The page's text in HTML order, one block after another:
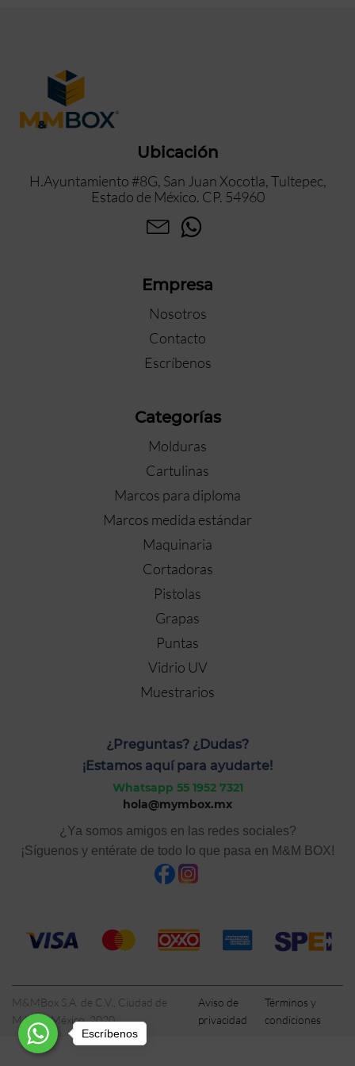
Ubicación
H.Ayuntamiento #8G, San Juan Xocotla, Tultepec,
Estado de México. CP. 54960
Empresa
Nosotros
Contacto
Escríbenos
Categorías
Molduras
Cartulinas
Marcos para diploma
Marcos medida estándar
Maquinaria
Cortadoras
Pistolas
Grapas
Puntas
Vidrio UV
Muestrarios
¿Preguntas? ¿Dudas?
¡Estamos aquí para ayudarte!
Whatsapp 55 1952 7321
hola@mymbox.mx
¿Ya somos amigos en las redes sociales?
¡Síguenos y entérate de todo lo que pasa en M&M BOX!
M&MBox S.A. de C.V., Ciudad de
México, México, 2020
Aviso de
privacidad
Términos y
condiciones
Escríbenos